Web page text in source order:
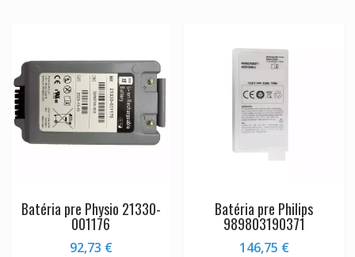
Batéria pre Physio 21330-
001176
92,73 €
Batéria pre Philips
989803190371
146,75 €